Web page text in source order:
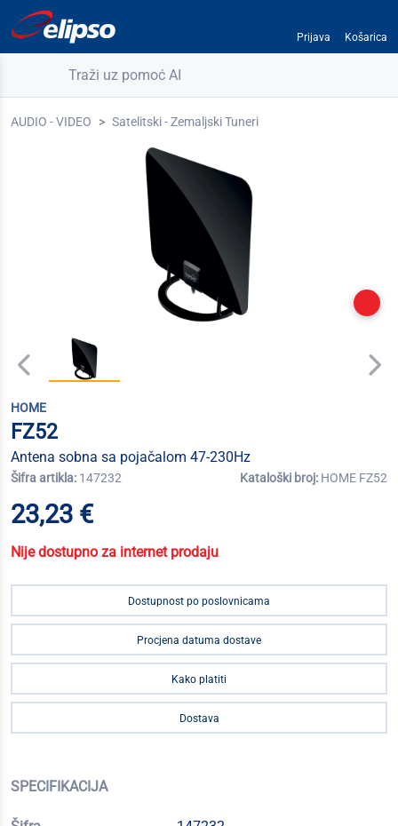
Prijava Košarica
Traži uz pomoć AI
AUDIO - VIDEO Satelitski - Zemaljski Tuneri
HOME
FZ52
Antena sobna sa pojačalom 47-230Hz
Šifra artikla: 147232 Kataloški broj: HOME FZ52
23,23 €
Nije dostupno za internet prodaju
Dostupnost po poslovnicama
Procjena datuma dostave
Kako platiti
Dostava
SPECIFIKACIJA